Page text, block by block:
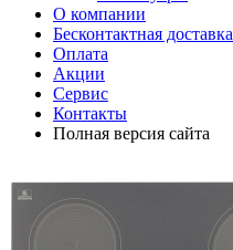
О компании
Бесконтактная доставка
Оплата
Акции
Сервис
Контакты
Полная версия сайта